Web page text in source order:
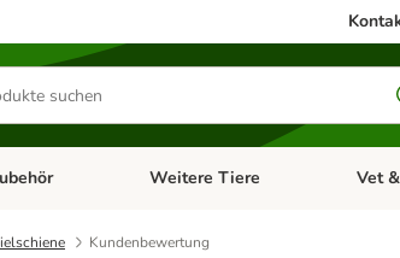
Menü öffnen: HundefutterKategorie-Menü öffnen:
Weitere Tiere Vet
Kundenbewertung